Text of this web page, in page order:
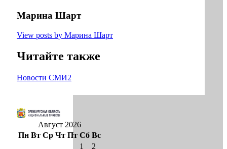
Марина Шарт
View posts by Марина Шарт
Читайте также
Новости СМИ2
Август 2026
Пн Вт Ср Чт Пт Сб Вс
1
2